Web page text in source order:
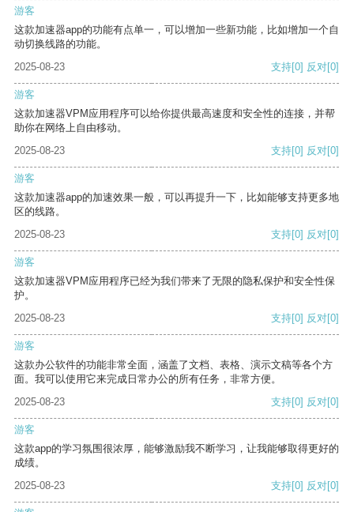
游客
这款加速器app的功能有点单一，可以增加一些新功能，比如增加一个自
动切换线路的功能。
2025-08-23
支持[0] 反对[0]
游客
这款加速器VPM应用程序可以给你提供最高速度和安全性的连接，并帮
助你在网络上自由移动。
2025-08-23
支持[0] 反对[0]
游客
这款加速器app的加速效果一般，可以再提升一下，比如能够支持更多地
区的线路。
2025-08-23
支持[0] 反对[0]
游客
这款加速器VPM应用程序已经为我们带来了无限的隐私保护和安全性保
护。
2025-08-23
支持[0] 反对[0]
游客
这款办公软件的功能非常全面，涵盖了文档、表格、演示文稿等各个方
面。我可以使用它来完成日常办公的所有任务，非常方便。
2025-08-23
支持[0] 反对[0]
游客
这款app的学习氛围很浓厚，能够激励我不断学习，让我能够取得更好的
成绩。
2025-08-23
支持[0] 反对[0]